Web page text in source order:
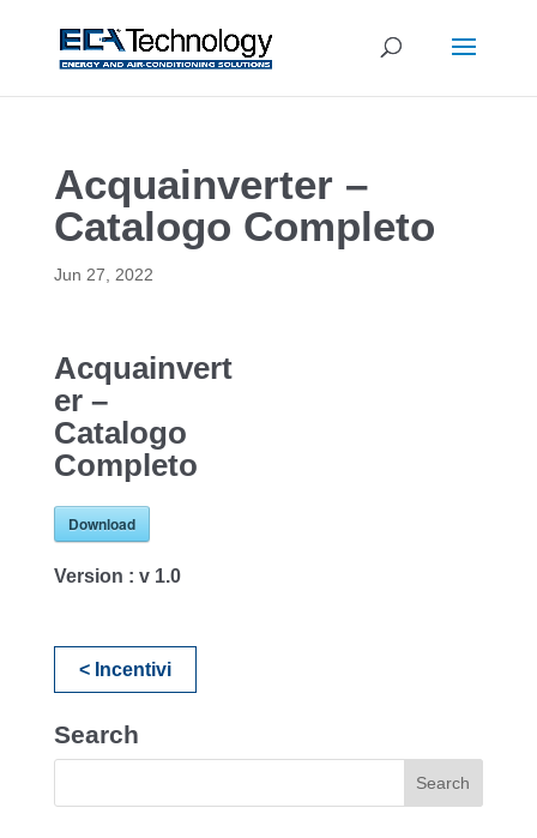
Acquainverter –
Catalogo Completo
Jun 27, 2022
Acquainvert
er –
Catalogo
Completo
Download
Version : v 1.0
< Incentivi
Search